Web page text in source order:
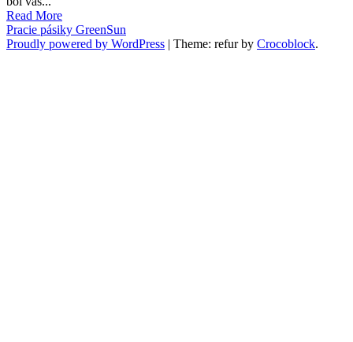
Read More
Pracie pásiky GreenSun
Proudly powered by WordPress | Theme: refur by Crocoblock.